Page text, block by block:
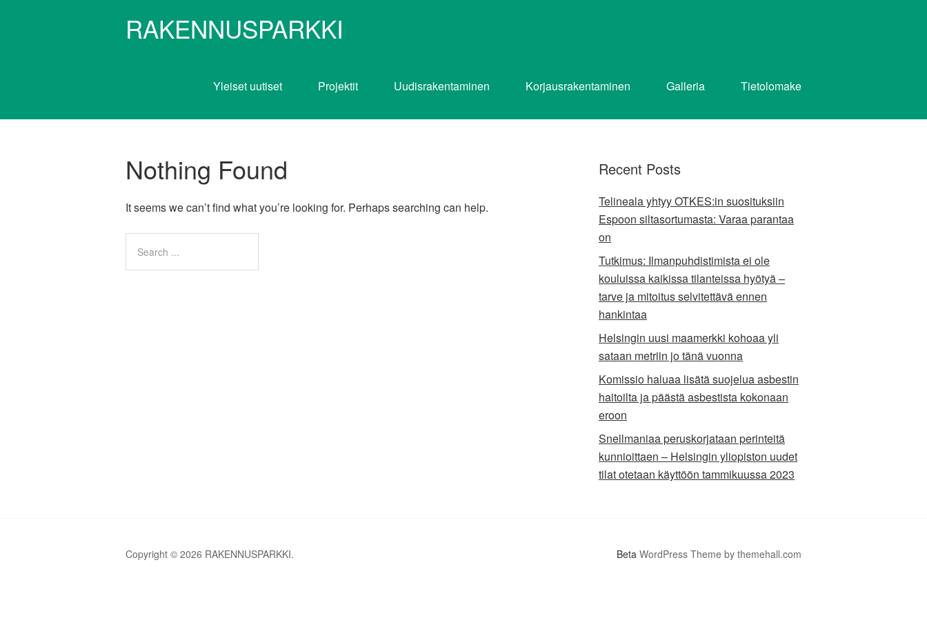
RAKENNUSPARKKI
Yleiset uutiset Projektit Uudisrakentaminen Korjausrakentaminen Galleria Tietolomake
Nothing Found
It seems we can’t find what you’re looking for. Perhaps searching can help.
Recent Posts
Telineala yhtyy OTKES:in suosituksiin
Espoon siltasortumasta: Varaa parantaa
on
Tutkimus: Ilmanpuhdistimista ei ole
kouluissa kaikissa tilanteissa hyötyä –
tarve ja mitoitus selvitettävä ennen
hankintaa
Helsingin uusi maamerkki kohoaa yli
sataan metriin jo tänä vuonna
Komissio haluaa lisätä suojelua asbestin
haitoilta ja päästä asbestista kokonaan
eroon
Snellmaniaa peruskorjataan perinteitä
kunnioittaen – Helsingin yliopiston uudet
tilat otetaan käyttöön tammikuussa 2023
Copyright © 2026 RAKENNUSPARKKI. Beta WordPress Theme by themehall.com